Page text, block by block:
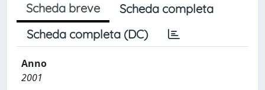
Scheda breve
Scheda completa
Scheda completa (DC)
Anno
2001